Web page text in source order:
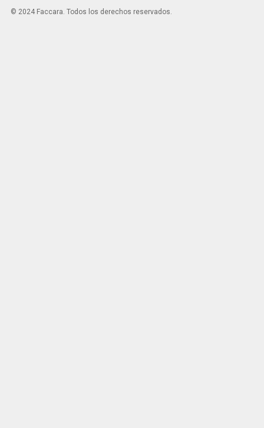
© 2024 Faccara. Todos los derechos reservados.